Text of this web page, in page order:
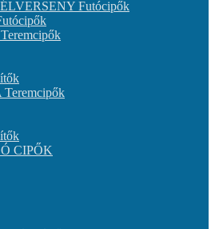
Futócipők
CIPŐK